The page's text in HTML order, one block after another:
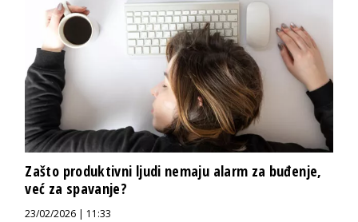
Zašto produktivni ljudi nemaju alarm za buđenje,
već za spavanje?
23/02/2026 | 11:33